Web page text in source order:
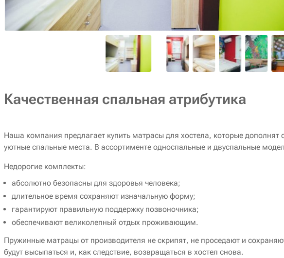
Качественная спальная атрибутика
Наша компания предлагает купить матрасы для хостела, которые дополнят
уютные спальные места. В ассортименте односпальные и двуспальные
Недорогие комплекты:
абсолютно безопасны для здоровья человека;
длительное время сохраняют изначальную форму;
гарантируют правильную поддержку позвоночника;
обеспечивают великолепный отдых проживающим.
Пружинные матрацы от производителя не скрипят, не проседают и
будут высыпаться и, как следствие, возвращаться в хостел снова.